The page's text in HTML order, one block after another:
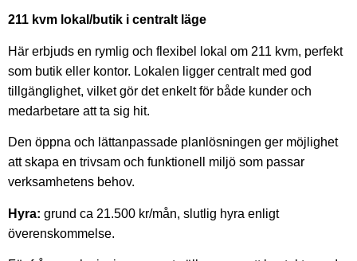
211 kvm lokal/butik i centralt läge
Här erbjuds en rymlig och flexibel lokal om 211 kvm, perfekt
som butik eller kontor. Lokalen ligger centralt med god
tillgänglighet, vilket gör det enkelt för både kunder och
medarbetare att ta sig hit.
Den öppna och lättanpassade planlösningen ger möjlighet
att skapa en trivsam och funktionell miljö som passar
verksamhetens behov.
Hyra: grund ca 21.500 kr/mån, slutlig hyra enligt
överenskommelse.